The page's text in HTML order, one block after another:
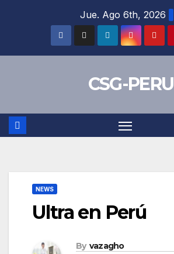
Jue. Ago 6th, 2026
CSG-PERU
NEWS
Ultra en Perú
By vazagho